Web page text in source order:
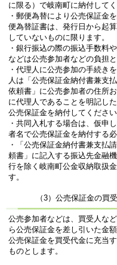
に限る）で岐南町に納付してく
・郵便為替により公売保証金
便為替証書は、発行日から起
していないものに限ります。
・銀行振込の際の振込手数料
などは公売参加者などの負担と
・代理人に公売参加の手続き
人は「公売保証金納付書兼支
依頼書」に公売参加者の住所
に代理人であることを明記し
公売保証金を納付してください
・共同入札する場合は、仮申
者名で公売保証金を納付する必
・「公売保証金納付書兼支払
頼書」に記入する振込先金融
行を除く岐南町公金収納取扱
す。
（3）公売保証金の買
公売参加者などは、買受人な
ら公売保証金を差し引いた金
公売保証金を買受代金に充当
ものとします。